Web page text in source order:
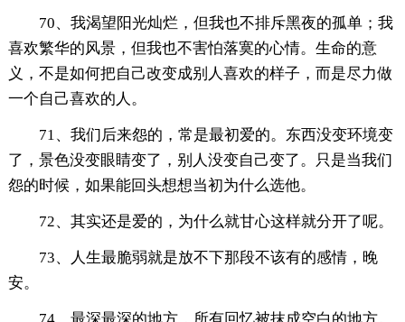
70、我渴望阳光灿烂，但我也不排斥黑夜的孤单；我
喜欢繁华的风景，但我也不害怕落寞的心情。生命的意
义，不是如何把自己改变成别人喜欢的样子，而是尽力做
一个自己喜欢的人。
71、我们后来怨的，常是最初爱的。东西没变环境变
了，景色没变眼睛变了，别人没变自己变了。只是当我们
怨的时候，如果能回头想想当初为什么选他。
72、其实还是爱的，为什么就甘心这样就分开了呢。
73、人生最脆弱就是放不下那段不该有的感情，晚
安。